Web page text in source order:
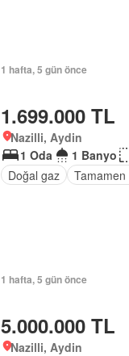
1 hafta, 5 gün önce
1.699.000 TL
Nazilli, Aydin
1 Oda
1 Banyo
Doğal gaz
Tamamen
1 hafta, 5 gün önce
5.000.000 TL
Nazilli, Aydin